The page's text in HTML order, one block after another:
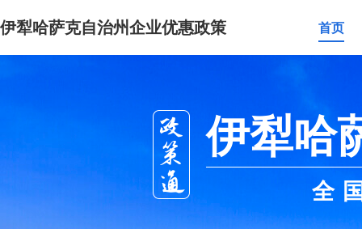
伊犁哈萨克自治州企业优惠政策 首页
伊犁哈
全